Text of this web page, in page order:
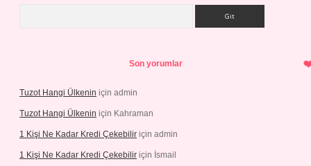
Son yorumlar
Tuzot Hangi Ülkenin için admin
Tuzot Hangi Ülkenin için Kahraman
1 Kişi Ne Kadar Kredi Çekebilir için admin
1 Kişi Ne Kadar Kredi Çekebilir için İsmail